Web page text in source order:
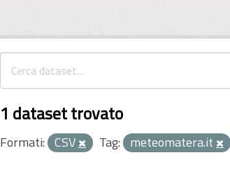
1 dataset trovato
Formati: CSV Tag: meteomatera.it